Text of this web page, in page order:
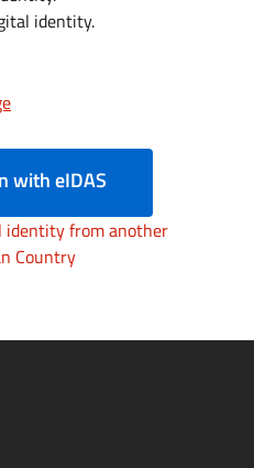
identity.
with eIDAS
from another
Country